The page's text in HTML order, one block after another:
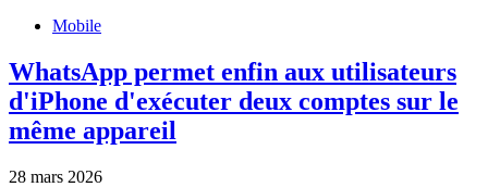
Mobile
WhatsApp permet enfin aux utilisateurs
d'iPhone d'exécuter deux comptes sur le
même appareil
28 mars 2026